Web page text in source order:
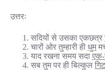
उत्तरः
सदियों से उसका एकछत्र
चारों ओर तुम्हारी ही धुम
याद रखना समय सदा एक-
सब तुम पर ही बिल्कुल